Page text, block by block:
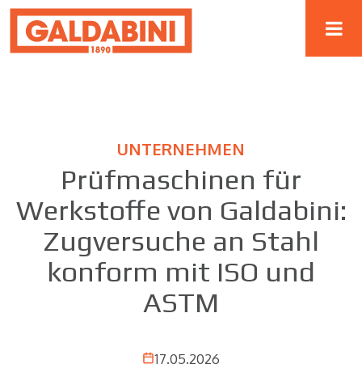
UNTERNEHMEN
Prüfmaschinen für
Werkstoffe von Galdabini:
Zugversuche an Stahl
konform mit ISO und
ASTM
17.05.2026